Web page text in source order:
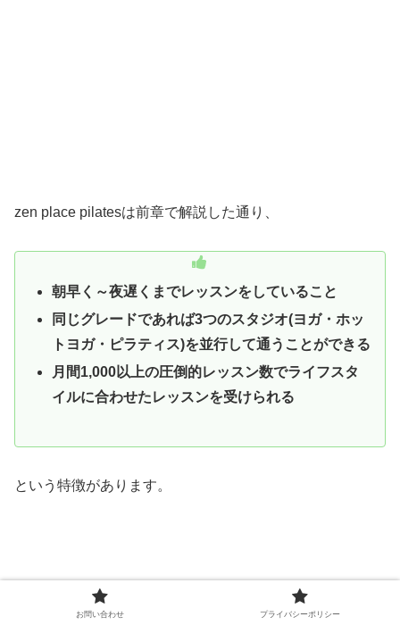
zen place pilatesは前章で解説した通り、
朝早く～夜遅くまでレッスンをしていること
同じグレードであれば3つのスタジオ(ヨガ・ホッ
トヨガ・ピラティス)を並行して通うことができる
月間1,000以上の圧倒的レッスン数でライフスタ
イルに合わせたレッスンを受けられる
という特徴があります。
お問い合わせ プライバシーポリシー